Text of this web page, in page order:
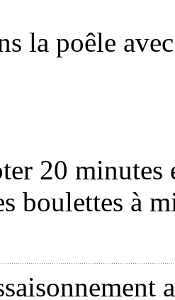
la poêle
20 minutes
boulettes à